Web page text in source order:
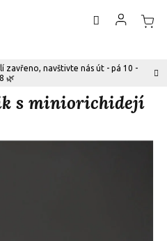
zavřeno, navštivte nás út - pá 10 -
🌿
s miniorichidejí